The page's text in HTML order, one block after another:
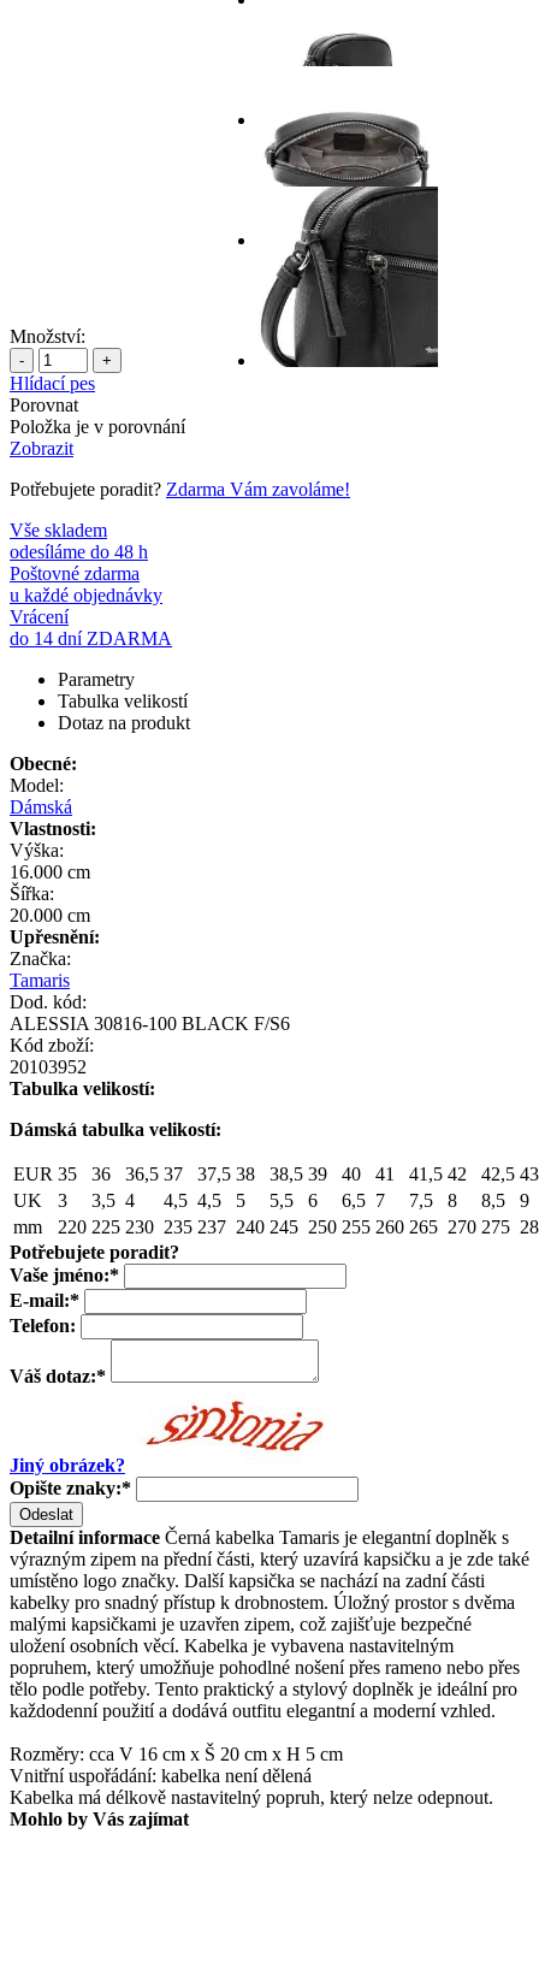
Množství:
- +
Hlídací pes
Porovnat
Položka je v porovnání
Zobrazit
Potřebujete poradit? Zdarma Vám zavoláme!
Vše skladem
odesíláme do 48 h
Poštovné zdarma
u každé objednávky
Vrácení
do 14 dní ZDARMA
Parametry
Tabulka velikostí
Dotaz na produkt
Obecné:
Model:
Dámská
Vlastnosti:
Výška:
16.000 cm
Šířka:
20.000 cm
Upřesnění:
Značka:
Tamaris
Dod. kód:
ALESSIA 30816-100 BLACK F/S6
Kód zboží:
20103952
Tabulka velikostí:
Dámská tabulka velikostí:
EUR 35 36 36,5 37 37,5 38 38,5 39 40 41 41,5 42 42,5 43
UK
3 3,5 4 4,5 4,5 5 5,5 6 6,5 7 7,5 8 8,5
9
mm
220 225 230 235 237 240 245 250 255 260 265 270 275
Potřebujete poradit?
Vaše jméno:*
E-mail:*
Telefon:
Váš dotaz:*
Jiný obrázek?
Opište znaky:*
Odeslat
Detailní informace Černá kabelka Tamaris je elegantní doplněk s
výrazným zipem na přední části, který uzavírá kapsičku a je zde také
umístěno logo značky. Další kapsička se nachází na zadní části
kabelky pro snadný přístup k drobnostem. Úložný prostor s dvěma
malými kapsičkami je uzavřen zipem, což zajišťuje bezpečné
uložení osobních věcí. Kabelka je vybavena nastavitelným
popruhem, který umožňuje pohodlné nošení přes rameno nebo přes
tělo podle potřeby. Tento praktický a stylový doplněk je ideální pro
každodenní použití a dodává outfitu elegantní a moderní vzhled.
Rozměry: cca V 16 cm x Š 20 cm x H 5 cm
Vnitřní uspořádání: kabelka není dělená
Kabelka má délkově nastavitelný popruh, který nelze odepnout.
Mohlo by Vás zajímat